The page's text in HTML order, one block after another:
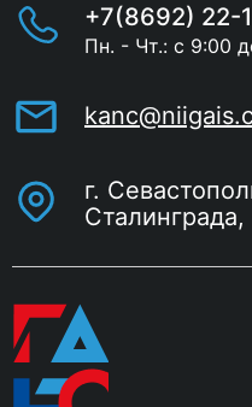
+7(8692) 22-
Пн. - Чт.: с 9:00
г.